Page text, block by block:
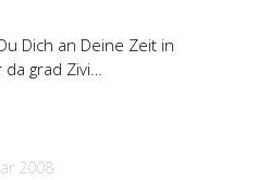
Dich an Deine Zeit in
da grad Zivi…
2008